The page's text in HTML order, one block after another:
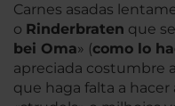
Carnes asadas
o Rinderbraten que
bei Oma» (como lo
apreciada costumbre
que haga falta a